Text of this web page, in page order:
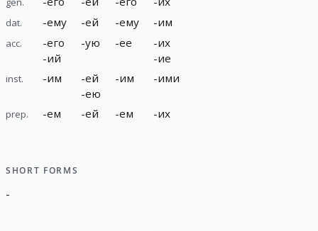
dat. -ему -ей -ему -им
acc. -его
-ий
-ую -ее -их
-ие
inst. -им -ей
-ею
-им -ими
prep. -ем -ей -ем -их
SHORT FORMS
-